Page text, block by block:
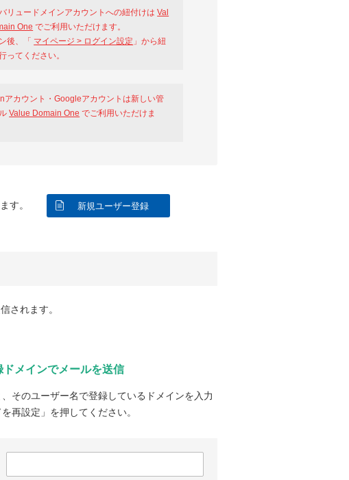
リュードメインアカウントへの紐付けはVal
One でご利用いただけます。
後、「 マイページ > ログイン設定 」から紐
ってください。
アカウント・Googleアカウントは新しい管
Value Domain One でご利用いただけま
す。 新規ユーザー登録
されます。
メインでメールを送信
そのユーザー名で登録しているドメインを入力
再設定」を押してください。